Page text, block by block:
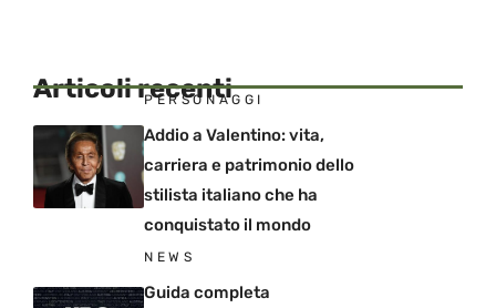
Articoli recenti
PERSONAGGI
Addio a Valentino: vita,
carriera e patrimonio dello
stilista italiano che ha
conquistato il mondo
NEWS
Guida completa